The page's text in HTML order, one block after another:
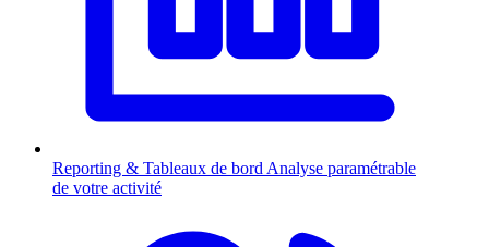
Reporting & Tableaux de bord Analyse paramétrable
de votre activité